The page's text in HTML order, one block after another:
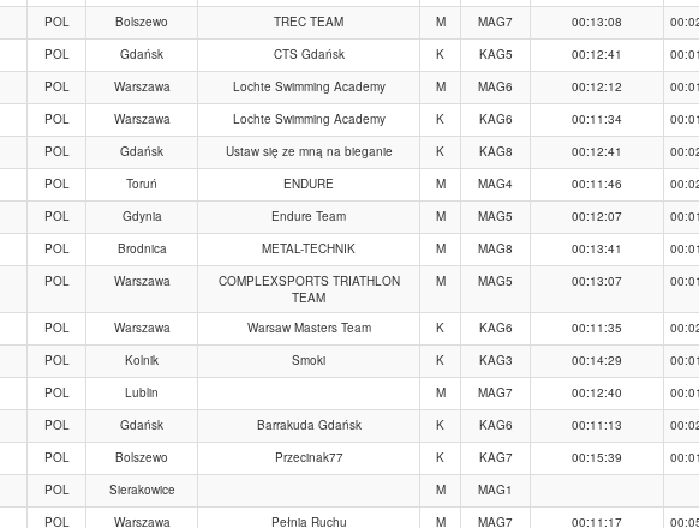
POL Bolszewo TREC TEAM M MAG7 00:13:08
POL Gdańsk CTS Gdańsk K KAG5 00:12:41
POL Warszawa Lochte Swimming Academy M MAG6 00:12:12
POL Warszawa Lochte Swimming Academy K KAG6 00:11:34
POL Gdańsk Ustaw się ze mną na bieganie K KAG8 00:12:41
POL Toruń ENDURE M MAG4 00:11:46
POL Gdynia Endure Team M MAG5 00:12:07
POL Brodnica METAL-TECHNIK M MAG8 00:13:41
POL Warszawa
COMPLEXSPORTS TRIATHLON
TEAM
M MAG5 00:13:07
POL Warszawa Warsaw Masters Team K KAG6 00:11:35
POL Kolnik Smoki K KAG3 00:14:29
POL Lublin M MAG7 00:12:40
POL Gdańsk Barrakuda Gdańsk K KAG6 00:11:13
POL Bolszewo Przecinak77 K KAG7 00:15:39
POL Sierakowice M MAG1
POL Warszawa Pełnia Ruchu M MAG7 00:11:17